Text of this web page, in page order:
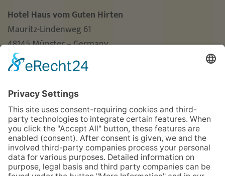
Hotel Haus vom Guten Hirten
Mauritz-Lindenweg 61
48145 Münster – Germany
Phone +49 (0)251 3787-0
Fax +49 (0)251 3787-460
hotel@guterhirte.de
The integration company Hotel Haus vom Guten
Hirten is funded by the Stiftung Wohlfahrtspflege
foundation of the state of North Rhine-Westphalia
(MAGS), the LWL, and Aktion Mensch.